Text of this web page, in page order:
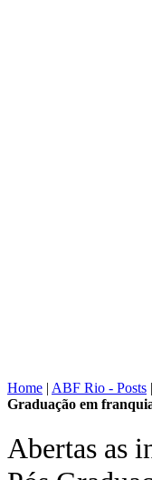
Home | ABF Rio - Posts |
Graduação em
Abertas as